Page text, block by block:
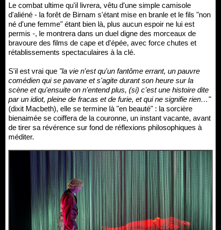
Le combat ultime qu'il livrera, vêtu d'une simple camisole
d'aliéné - la forêt de Birnam s'étant mise en branle et le fils "non
né d'une femme" étant bien là, plus aucun espoir ne lui est
permis -, le montrera dans un duel digne des morceaux de
bravoure des films de cape et d'épée, avec force chutes et
rétablissements spectaculaires à la clé.
S'il est vrai que "la vie n'est qu'un fantôme errant, un pauvre
comédien qui se pavane et s'agite durant son heure sur la
scène et qu'ensuite on n'entend plus, (si) c'est une histoire dite
par un idiot, pleine de fracas et de furie, et qui ne signifie rien…"
(dixit Macbeth), elle se termine là "en beauté" : la sorcière
bienaimée se coiffera de la couronne, un instant vacante, avant
de tirer sa révérence sur fond de réflexions philosophiques à
méditer.